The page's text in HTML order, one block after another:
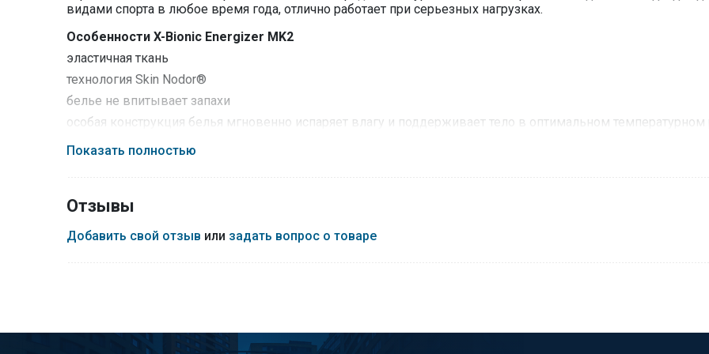
видами спорта в любое время года, отлично работает при серьезных нагрузках.
Особенности X-Bionic Energizer MK2
эластичная ткань
технология Skin Nodor®
белье не впитывает запахи
особая конструкция белья мгновенно испаряет влагу и поддерживает тело в оптимальном
сокращает вибрацию мускул при нагрузках
Технический состав
70% Skin Nodor®
91% Polyamide
Показать полностью
Отзывы
Добавить свой отзыв или задать вопрос о товаре